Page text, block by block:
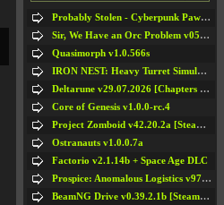
Probably Stolen - Cyberpunk Pawnshop Simulator v048c [Playtest]
Sir, We Have an Orc Problem v05.08.2026
Quasimorph v1.0.566s
IRON NEST: Heavy Turret Simulator v1.0a
Deltarune v29.07.2026 [Chapters 1-5] / + RUS [Chapters 1-5]
Core of Genesis v1.0.0-rc.4
Project Zomboid v42.20.2a [Steam Early Access]
Ostranauts v1.0.0.7a
Factorio v2.1.14b + Space Age DLC
Prospice: Anomalous Logistics v97 [Playtest]
BeamNG Drive v0.39.2.1b [Steam Early Access]